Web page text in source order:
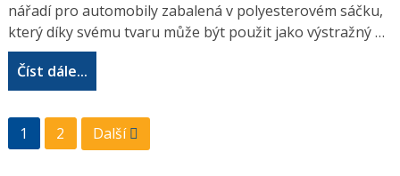
nářadí pro automobily zabalená v polyesterovém sáčku,
který díky svému tvaru může být použit jako výstražný …
Číst dále...
Stránkování
příspěvků
1 2 Další